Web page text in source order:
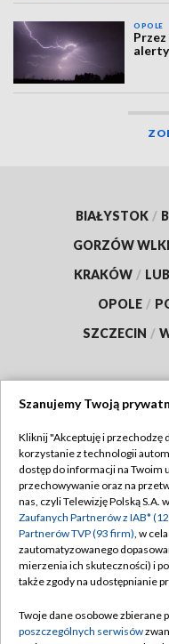
OPOLE
BIAŁYSTOK /
GORZÓW
KRAKÓW /
OPOLE /
SZCZECIN /
Abonament TVP
Emisja w TVP
Centrum informacji
Naziemna Telewizja
Rada Programowa
Szanujemy Twoją
Kliknij "Akceptuję i przechodzę
korzystanie z technologii
dostęp do informacji na Twoim
przechowywanie oraz na
nas, czyli Telewizję Polską S.A.
Zaufanych Partnerów z IAB*
Partnerów TVP (93 firm), w
zautomatyzowanego
mierzenia ich skuteczności) i
także zgody na udostępnianie
Twoje dane osobowe zbierane
poszczególnych serwisów